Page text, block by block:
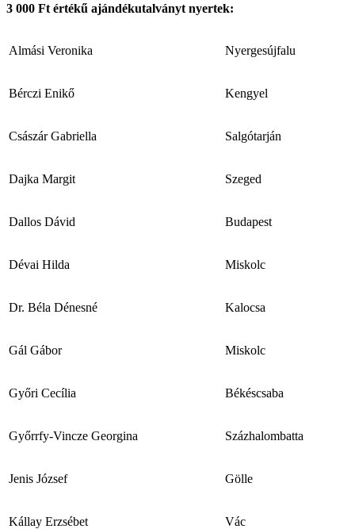
3 000 Ft értékű ajándékutalványt nyertek:
Almási Veronika Nyergesújfalu
Bérczi Enikő Kengyel
Császár Gabriella Salgótarján
Dajka Margit Szeged
Dallos Dávid Budapest
Dévai Hilda Miskolc
Dr. Béla Dénesné Kalocsa
Gál Gábor Miskolc
Győri Cecília Békéscsaba
Győrrfy-Vincze Georgina Százhalombatta
Jenis József Gölle
Kállay Erzsébet Vác